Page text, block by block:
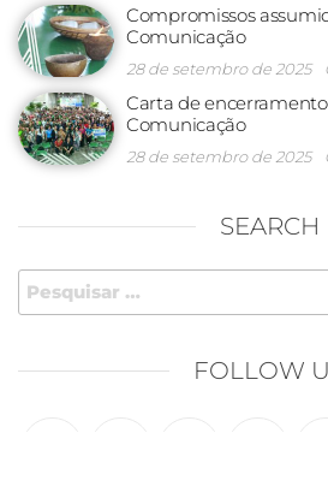
Compromissos
Comunicação
28 de setembro de 2025
Carta de
Comunicação
28 de setembro de 2025
SEARCH
FOLLOW